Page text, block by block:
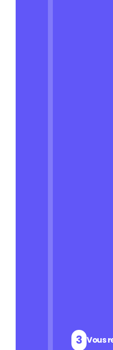
3 Vous